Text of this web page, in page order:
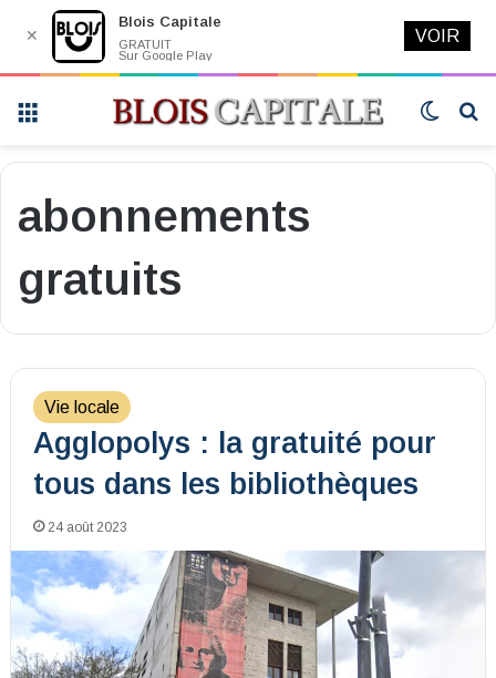
Switch
abonnements
gratuits
Vie locale
Agglopolys : la gratuité pour
tous dans les bibliothèques
24 août 2023
✕
Blois Capitale
GRATUIT
Sur Google Play
VOIR